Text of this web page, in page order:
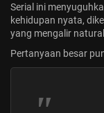
Serial ini
kehidupan nyata,
yang mengalir
Pertanyaan besar